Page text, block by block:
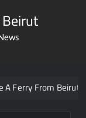
From Beirut To